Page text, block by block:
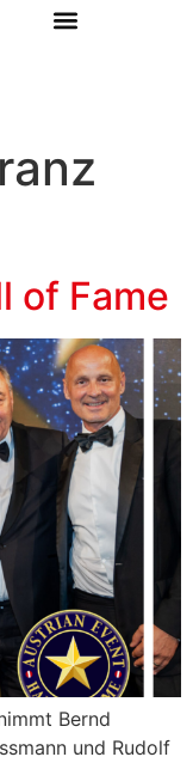
of Fame
Bernd
und Rudolf